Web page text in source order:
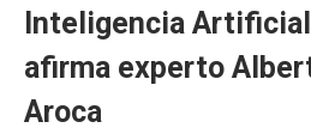
Inteligencia
afirma experto
Aroca